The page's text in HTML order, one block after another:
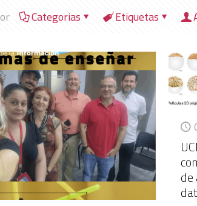
Categorias Etiquetas